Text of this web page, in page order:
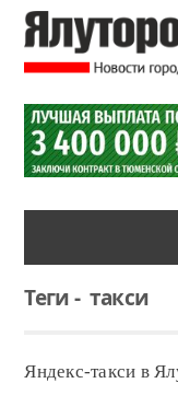
Теги-такси
Яндекс-такси в